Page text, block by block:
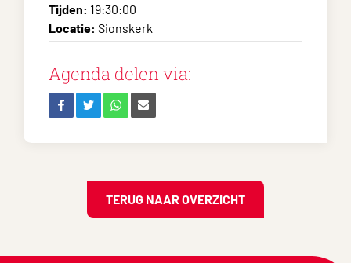
Tijden: 19:30:00
Locatie: Sionskerk
Agenda delen via:
TERUG NAAR OVERZICHT